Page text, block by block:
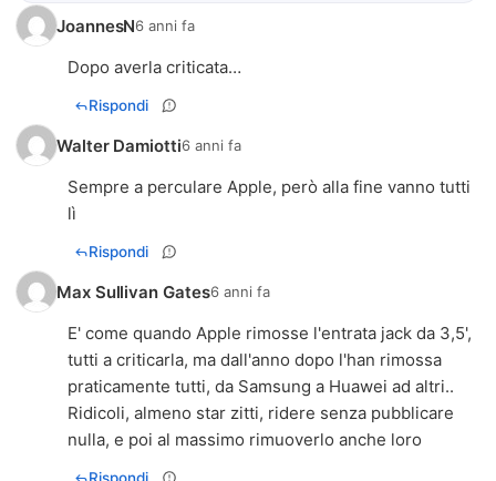
JoannesN6 anni fa
Dopo averla criticata…
Rispondi
Walter Damiotti6 anni fa
Sempre a perculare Apple, però alla fine vanno tutti
lì
Rispondi
Max Sullivan Gates6 anni fa
E' come quando Apple rimosse l'entrata jack da 3,5',
tutti a criticarla, ma dall'anno dopo l'han rimossa
praticamente tutti, da Samsung a Huawei ad altri..
Ridicoli, almeno star zitti, ridere senza pubblicare
nulla, e poi al massimo rimuoverlo anche loro